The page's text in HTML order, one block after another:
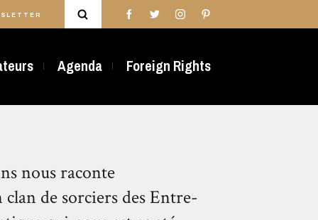
Agenda Foreign Rights
nous raconte
de sorciers des Entre-